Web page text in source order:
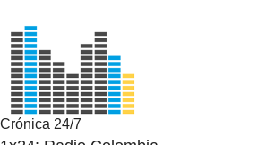
Crónica 24/7